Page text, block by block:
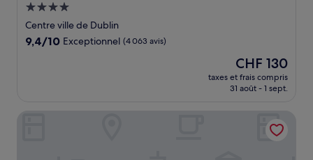
Hébergement
4.0 étoiles
Centre ville de Dublin
9.4
9,4/10 Exceptionnel (4 063 avis)
Le
nouveau
prix
CHF 130
CHF 130
taxes et frais compris
31 août - 1 sept.